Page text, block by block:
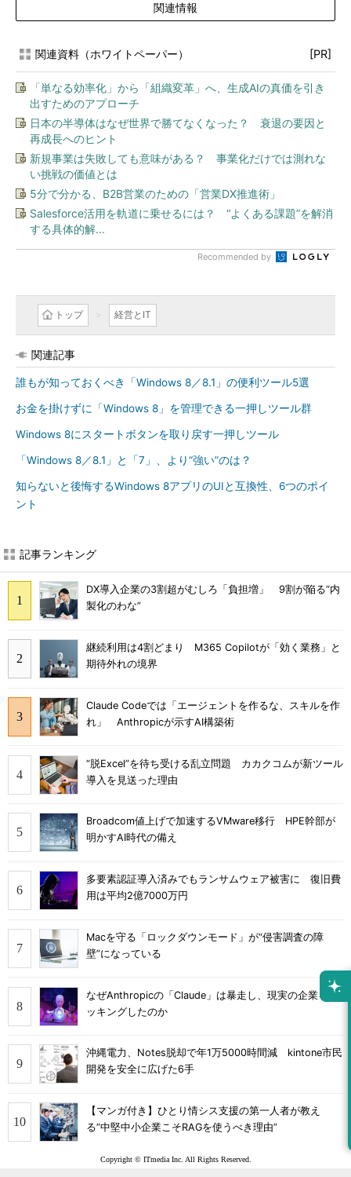
関連情報
関連資料（ホワイトペーパー） [PR]
「単なる効率化」から「組織変革」へ、生成AIの真価を引き
出すためのアプローチ
日本の半導体はなぜ世界で勝てなくなった？ 衰退の要因と
再成長へのヒント
新規事業は失敗しても意味がある？ 事業化だけでは測れな
い挑戦の価値とは
5分で分かる、B2B営業のための「営業DX推進術」
Salesforce活用を軌道に乗せるには？ “よくある課題”を解消
する具体的解...
Recommended by
トップ 経営とIT
関連記事
誰もが知っておくべき「Windows 8／8.1」の便利ツール5選
お金を掛けずに「Windows 8」を管理できる一押しツール群
Windows 8にスタートボタンを取り戻す一押しツール
「Windows 8／8.1」と「7」、より“強い”のは？
知らないと後悔するWindows 8アプリのUIと互換性、6つのポイ
ント
記事ランキング
DX導入企業の3割超がむしろ「負担増」 9割が陥る“内
製化のわな”
継続利用は4割どまり M365 Copilotが「効く業務」と
期待外れの境界
Claude Codeでは「エージェントを作るな、スキルを作
れ」 Anthropicが示すAI構築術
“脱Excel”を待ち受ける乱立問題 カカクコムが新ツール
導入を見送った理由
Broadcom値上げで加速するVMware移行 HPE幹部が
明かすAI時代の備え
多要素認証導入済みでもランサムウェア被害に 復旧費
用は平均2億7000万円
Macを守る「ロックダウンモード」が“侵害調査の障
壁”になっている
なぜAnthropicの「Claude」は暴走し、現実の企業をハ
ッキングしたのか
沖縄電力、Notes脱却で年1万5000時間減 kintone市民
開発を安全に広げた6手
【マンガ付き】ひとり情シス支援の第一人者が教え
る”中堅中小企業こそRAGを使うべき理由”
Copyright © ITmedia Inc. All Rights Reserved.